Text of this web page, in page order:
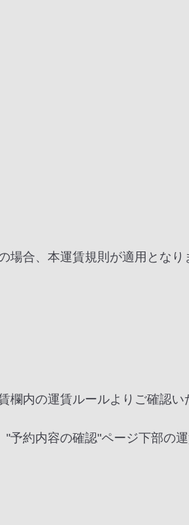
合、本運賃規則が適用となり
欄内の運賃ルールよりご確認い
予約内容の確認"ページ下部の